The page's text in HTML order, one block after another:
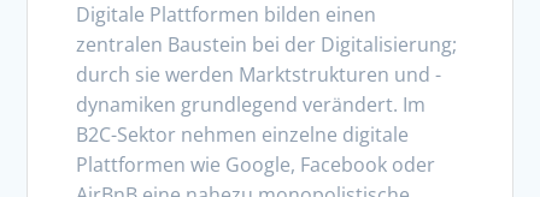
Digitale Plattformen bilden einen
zentralen Baustein bei der Digitalisierung;
durch sie werden Marktstrukturen und -
dynamiken grundlegend verändert. Im
B2C-Sektor nehmen einzelne digitale
Plattformen wie Google, Facebook oder